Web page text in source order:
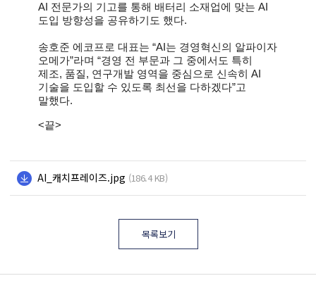
AI 전문가의 기고를 통해 배터리 소재업에 맞는 AI
도입 방향성을 공유하기도 했다.
송호준 에코프로 대표는 “AI는 경영혁신의 알파이자
오메가”라며 “경영 전 부문과 그 중에서도 특히
제조, 품질, 연구개발 영역을 중심으로 신속히 AI
기술을 도입할 수 있도록 최선을 다하겠다”고
말했다.
<끝>
AI_캐치프레이즈.jpg (186.4 KB)
목록보기